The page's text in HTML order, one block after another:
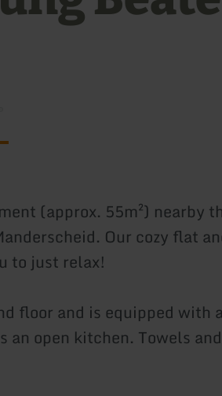
(approx. 55m²) nearby
Our cozy flat
to just relax!
floor and is equipped with a
open kitchen. Towels